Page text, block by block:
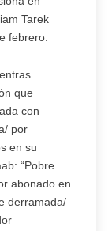
Tarek
febrero:
que
con
por
en su
“Pobre
abonado en
derramada/